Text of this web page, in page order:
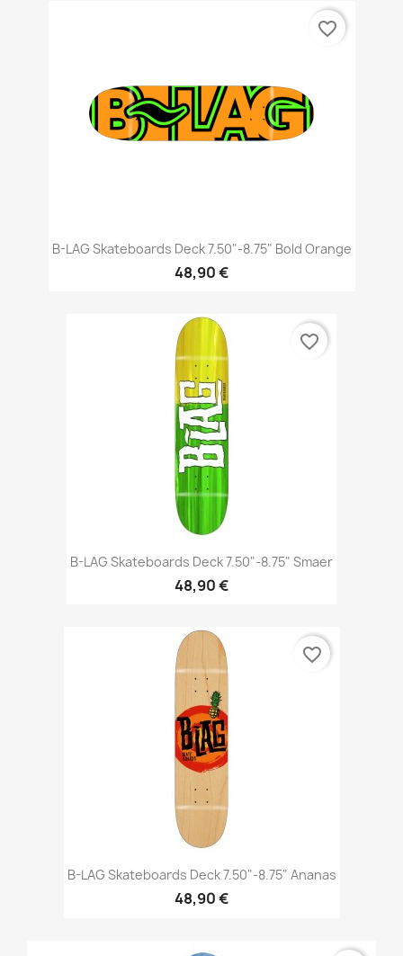
B-LAG Skateboards Deck 7.50"-8.75" Bold Orange
48,90 €
favorite_border
B-LAG Skateboards Deck 7.50"-8.75" Smaer
48,90 €
favorite_border
B-LAG Skateboards Deck 7.50"-8.75" Ananas
48,90 €
favorite_border